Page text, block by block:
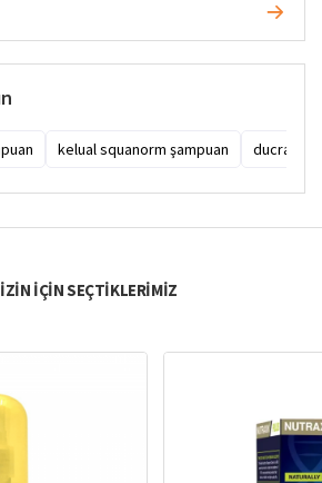
kelual squanorm şampuan ducray
IÇIN SEÇTIKLERIMIZ